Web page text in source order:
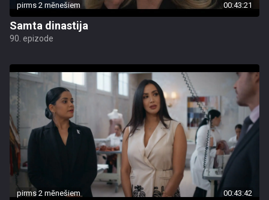
pirms 2 mēnešiem 00:43:21
Samta dinastija
90. epizode
pirms 2 mēnešiem 00:43:42